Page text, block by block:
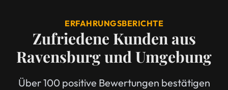
ERFAHRUNGSBERICHTE
Zufriedene Kunden aus
Ravensburg und Umgebung
Über 100 positive Bewertungen bestätigen